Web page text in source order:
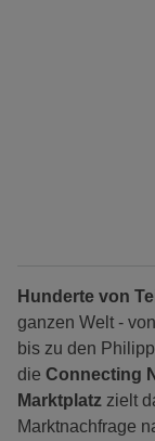
Hunderte von
ganzen Welt -
bis zu den
die Connecting
Marktplatz zielt
Marktnachfrage